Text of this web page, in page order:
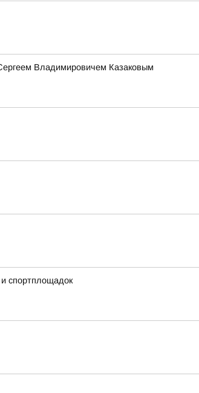
Владимировичем Казаковым
спортплощадок